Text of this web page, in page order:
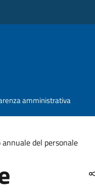
amministrativa
annuale del personale